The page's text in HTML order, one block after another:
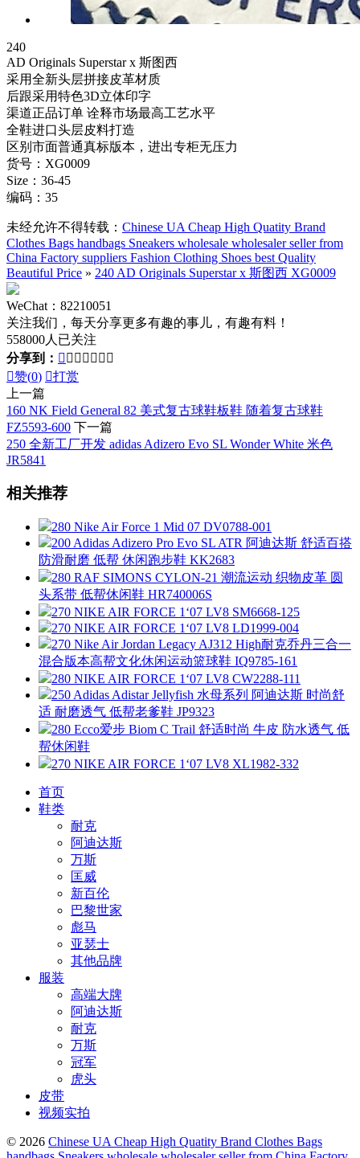
240
AD Originals Superstar x 斯图西
采用全新头层拼接皮革材质
后跟采用特色3D立体印字
渠道正品订单 诠释市场最高工艺水平
全鞋进口头层皮料打造
区别市面普通真标版本，进出专柜无压力
货号：XG0009
Size：36-45
编码：35
未经允许不得转载： Chinese UA Cheap High Quatity Brand
Clothes Bags handbags Sneakers wholesale wholesaler seller from
China Factory suppliers Fashion Clothing Shoes best Quality
Beautiful Price » 240 AD Originals Superstar x 斯图西 XG0009
WeChat：82210051
关注我们，每天分享更多有趣的事儿，有趣有料！
558000人已关注
分享到：       
赞(0) 打赏
上一篇
160 NK Field General 82 美式复古球鞋板鞋 随着复古球鞋
FZ5593-600 下一篇
250 全新工厂开发 adidas Adizero Evo SL Wonder White 米色
JR5841
相关推荐
280 Nike Air Force 1 Mid 07 DV0788-001
200 Adidas Adizero Pro Evo SL ATR 阿迪达斯 舒适百搭
防滑耐磨 低帮 休闲跑步鞋 KK2683
280 RAF SIMONS CYLON-21 潮流运动 织物皮革 圆
头系带 低帮休闲鞋 HR740006S
270 NIKE AIR FORCE 1‘07 LV8 SM6668-125
270 NIKE AIR FORCE 1‘07 LV8 LD1999-004
270 Nike Air Jordan Legacy AJ312 High耐克乔丹三合一
混合版本高帮文化休闲运动篮球鞋 IQ9785-161
280 NIKE AIR FORCE 1‘07 LV8 CW2288-111
250 Adidas Adistar Jellyfish 水母系列 阿迪达斯 时尚舒
适 耐磨透气 低帮老爹鞋 JP9323
280 Ecco爱步 Biom C Trail 舒适时尚 牛皮 防水透气 低
帮休闲鞋
270 NIKE AIR FORCE 1‘07 LV8 XL1982-332
首页
鞋类
耐克
阿迪达斯
万斯
匡威
新百伦
巴黎世家
彪马
亚瑟士
其他品牌
服装
高端大牌
阿迪达斯
耐克
万斯
冠军
虎头
皮带
视频实拍
© 2026 Chinese UA Cheap High Quatity Brand Clothes Bags